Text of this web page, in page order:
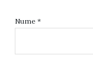
Nume*